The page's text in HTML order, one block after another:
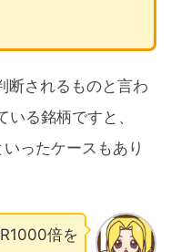
断されるものと言わ
る銘柄ですと、
ったケースもあり
倍を